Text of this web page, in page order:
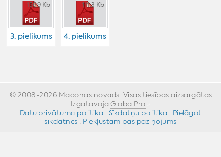
156.9 Kb
3. pielikums
111.3 Kb
4. pielikums
© 2008-2026 Madonas novads. Visas tiesības aizsargātas.
Izgatavoja GlobalPro
Datu privātuma politika · Sīkdatņu politika · Pielāgot
sīkdatnes · Piekļūstamības paziņojums